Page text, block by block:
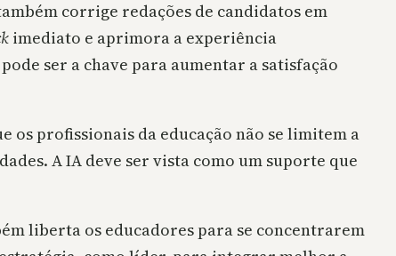
corrige redações de candidatos em
imediato e aprimora a experiência
ser a chave para aumentar a satisfação
os profissionais da educação não se limitem a
A IA deve ser vista como um suporte que
liberta os educadores para se concentrarem